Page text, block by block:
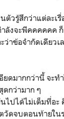
วรู้สึกว่าแต่ละเ
ลังจะพีคคคคคค
ว่าข้อจำกัดเดียว
ยดมากกว่านี้ จะท
ดกว่ามาก ๆ
ไปได้ไม่เต็มที่อะ
วัดจบตอนท้ายใน